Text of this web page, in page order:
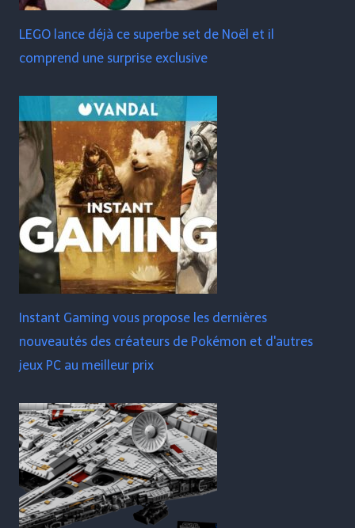
LEGO lance déjà ce superbe set de Noël et il
comprend une surprise exclusive
Instant Gaming vous propose les dernières
nouveautés des créateurs de Pokémon et d'autres
jeux PC au meilleur prix